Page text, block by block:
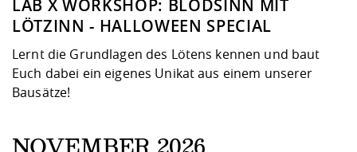
LAB X WORKSHOP: BLÖDSINN MIT
LÖTZINN - HALLOWEEN SPECIAL
Lernt die Grundlagen des Lötens kennen und baut
Euch dabei ein eigenes Unikat aus einem unserer
Bausätze!
NOVEMBER 2026